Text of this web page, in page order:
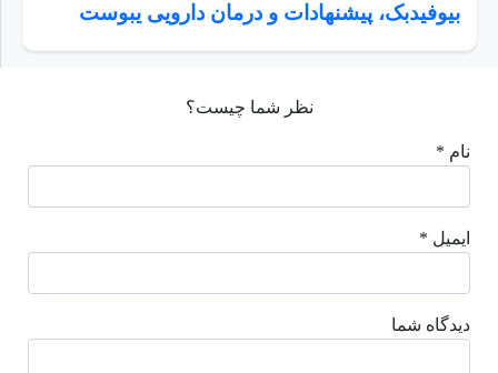
بیوفیدبک، پیشنهادات و درمان دارویی یبوست
نظر شما چیست؟
نام *
ایمیل *
دیدگاه شما